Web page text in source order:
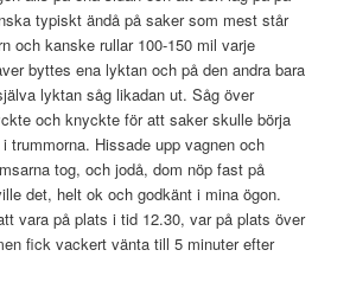
typiskt ändå på saker som mest står
och kanske rullar 100-150 mil varje
byttes ena lyktan och på den andra bara
lyktan såg likadan ut. Såg över
och knyckte för att saker skulle börja
trummorna. Hissade upp vagnen och
tog, och jodå, dom nöp fast på
det, helt ok och godkänt i mina ögon.
vara på plats i tid 12.30, var på plats över
fick vackert vänta till 5 minuter efter